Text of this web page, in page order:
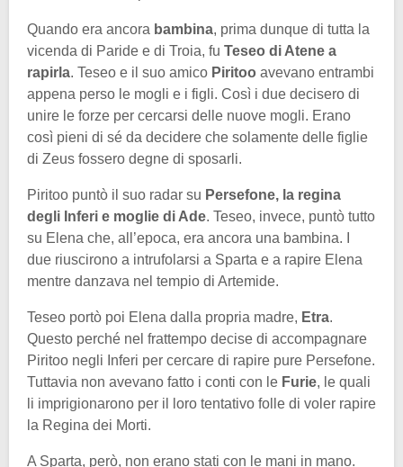
Quando era ancora bambina, prima dunque di tutta la
vicenda di Paride e di Troia, fu Teseo di Atene a
rapirla. Teseo e il suo amico Piritoo avevano entrambi
appena perso le mogli e i figli. Così i due decisero di
unire le forze per cercarsi delle nuove mogli. Erano
così pieni di sé da decidere che solamente delle figlie
di Zeus fossero degne di sposarli.
Piritoo puntò il suo radar su Persefone, la regina
degli Inferi e moglie di Ade. Teseo, invece, puntò tutto
su Elena che, all’epoca, era ancora una bambina. I
due riuscirono a intrufolarsi a Sparta e a rapire Elena
mentre danzava nel tempio di Artemide.
Teseo portò poi Elena dalla propria madre, Etra.
Questo perché nel frattempo decise di accompagnare
Piritoo negli Inferi per cercare di rapire pure Persefone.
Tuttavia non avevano fatto i conti con le Furie, le quali
li imprigionarono per il loro tentativo folle di voler rapire
la Regina dei Morti.
A Sparta, però, non erano stati con le mani in mano.